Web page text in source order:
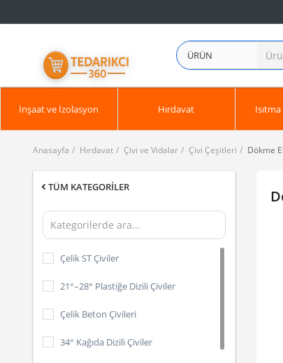
ÜRÜN
İnşaat ve İzolasyon Hırdavat
Anasayfa Hırdavat Çivi ve Vidalar Çivi Çeşitleri Dökme
TÜM KATEGORILER
Çelik ST Çiviler
21°–28° Plastiğe Dizili Çiviler
Çelik Beton Çivileri
34° Kağıda Dizili Çiviler